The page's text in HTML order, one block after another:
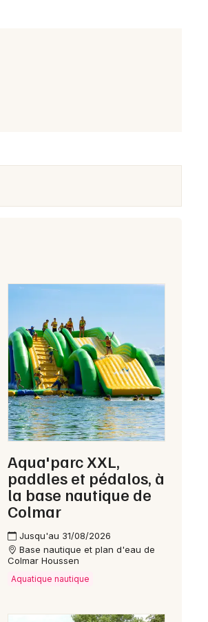
Aqua'parc XXL,
paddles et pédalos, à
la base nautique de
Colmar
Jusqu'au 31/08/2026
Base nautique et plan d'eau de
Colmar Houssen
Aquatique nautique